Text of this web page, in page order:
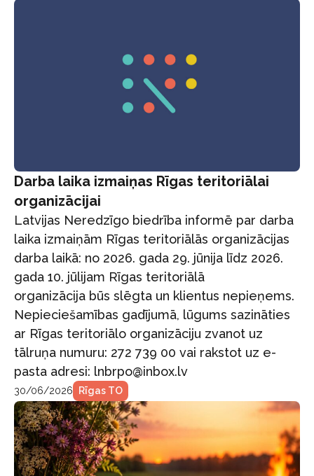
Darba laika izmaiņas Rīgas teritoriālai
organizācijai
Latvijas Neredzīgo biedrība informē par darba
laika izmaiņām Rīgas teritoriālās organizācijas
darba laikā: no 2026. gada 29. jūnija līdz 2026.
gada 10. jūlijam Rīgas teritoriālā
organizācija būs slēgta un klientus nepieņems.
Nepieciešamības gadījumā, lūgums sazināties
ar Rīgas teritoriālo organizāciju zvanot uz
tālruņa numuru: 272 739 00 vai rakstot uz e-
pasta adresi: lnbrpo@inbox.lv
30/06/2026 Rīgas TO